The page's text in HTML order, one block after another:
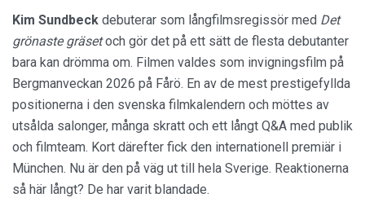
Kim Sundbeck debuterar som långfilmsregissör med Det
grönaste gräsetoch gör det på ett sätt de flesta debutanter
bara kan drömma om. Filmen valdes som invigningsfilm på
Bergmanveckan 2026 på Fårö. En av de mest prestigefyllda
positionerna i den svenska filmkalendern och möttes av
utsålda salonger, många skratt och ett långt Q&A med publik
och filmteam. Kort därefter fick den internationell premiär i
München. Nu är den på väg ut till hela Sverige. Reaktionerna
så här långt? De har varit blandade.